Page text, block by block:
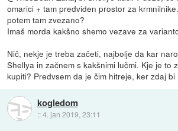
omarici + tam predviden prostor za
potem tam zvezano?
Imaš morda kakšno shemo vezave za
Nič, nekje je treba začeti, najbolje da kar
Shellya in začnem s kakšnimi lučmi. Kje je to
kupiti? Predvsem da je čim hitreje, ker zdaj
kogledom
::4. jan 2019, 23:11